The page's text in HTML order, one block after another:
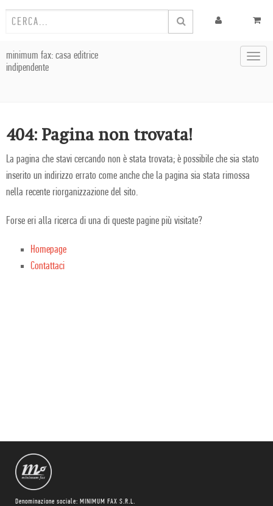
minimum fax: casa editrice
indipendente
404: Pagina non trovata!
La pagina che stavi cercando non è stata trovata; è possibile che sia stato
inserito un indirizzo errato come anche che la pagina sia stata rimossa
nella recente riorganizzazione del sito.
Forse eri alla ricerca di una di queste pagine più visitate?
Homepage
Contattaci
Denominazione sociale: MINIMUM FAX S.R.L.